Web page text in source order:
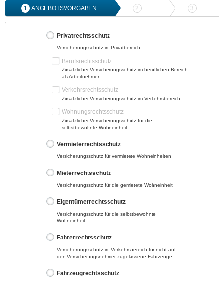
1 ANGEBOTSVORGABEN 2 ANGEBOTSVERGLEICH
3
Privatrechtsschutz
Versicherungsschutz im Privatbereich
Berufsrechtsschutz
Zusätzlicher Versicherungsschutz im beruflichen Bereich
als Arbeitnehmer
Verkehrsrechtsschutz
Zusätzlicher Versicherungsschutz im Verkehrsbereich
Wohnungsrechtsschutz
Zusätzlicher Versicherungsschutz für die
selbstbewohnte Wohneinheit
Vermieterrechtsschutz
Versicherungsschutz für vermietete Wohneinheiten
Mieterrechtsschutz
Versicherungsschutz für die gemietete Wohneinheit
Eigentümerrechtsschutz
Versicherungsschutz für die selbstbewohnte
Wohneinheit
Fahrerrechtsschutz
Versicherungsschutz im Verkehrsbereich für nicht auf
den Versicherungsnehmer zugelassene Fahrzeuge
Fahrzeugrechtsschutz